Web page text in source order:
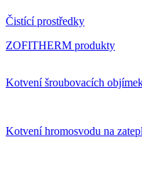
Čistící prostředky
ZOFITHERM produkty
Kotvení šroubovacích
Kotvení hromosvodu na